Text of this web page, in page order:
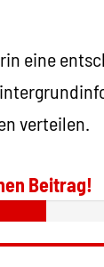
eine
verteilen.
Beitrag!